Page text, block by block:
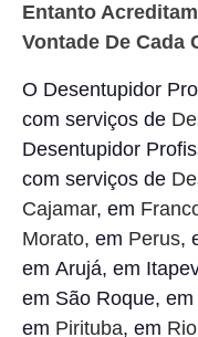
Entanto
Vontade De Cada
O Desentupidor
com serviços de
Desentupidor
com serviços de
Cajamar, em
Morato, em Perus,
em Arujá, em
em São Roque, em
em Pirituba, em